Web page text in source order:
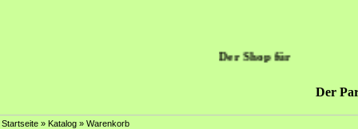
Der Shop für
Der
Startseite » Katalog » Warenkorb